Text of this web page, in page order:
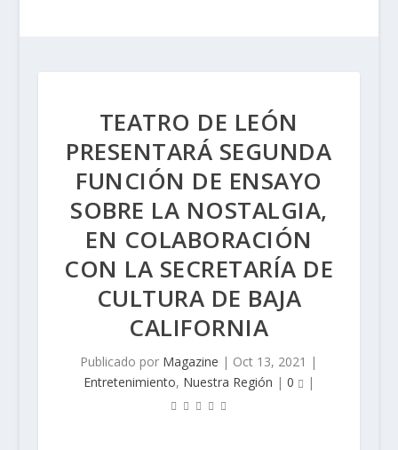
TEATRO DE LEÓN
PRESENTARÁ SEGUNDA
FUNCIÓN DE ENSAYO
SOBRE LA NOSTALGIA,
EN COLABORACIÓN
CON LA SECRETARÍA DE
CULTURA DE BAJA
CALIFORNIA
Publicado por Magazine | Oct 13, 2021 |
Entretenimiento, Nuestra Región | 0 |